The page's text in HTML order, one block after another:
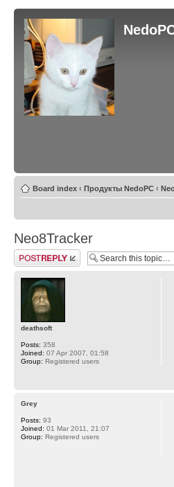
Board index ‹ Продукты NedoPC ‹
Neo8Tracker
Post a reply
deathsoft
Posts: 358
Joined: 07 Apr 2007, 01:58
Group: Registered users
Grey
Posts: 93
Joined: 01 Mar 2011, 21:07
Group: Registered users